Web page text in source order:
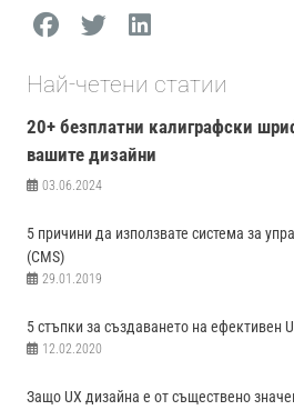
Най-четени статии
20+ безплатни калиграфски
вашите дизайни
03.06.2024
5 причини да използвате система за
(CMS)
29.01.2019
5 стъпки за създаването на ефективен
12.02.2020
Защо UX дизайна е от съществено